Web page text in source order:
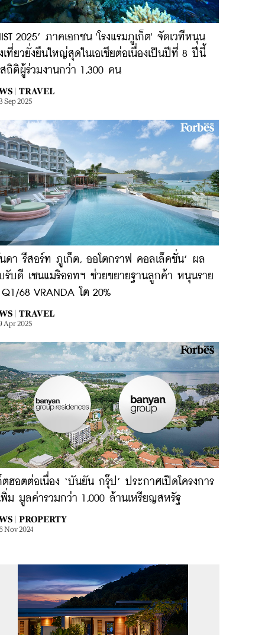
2025’ ภาคเอกชน 'โรงแรมภูเก็ต' จัดเวทีหนุน
เที่ยวยั่งยืนใหญ่สุดในเอเชียต่อเนื่องเป็นปีที่ 8 ปีนี้
ถิติผู้ร่วมงานกว่า 1,300 คน
| TRAVEL
Sep 2025
นดา รีสอร์ท ภูเก็ต, ออโตกราฟ คอลเล็คชั่น’ ผล
รับดี เชนแมริออทฯ ช่วยขยายฐานลูกค้า หนุนราย
68 VRANDA โต 20%
| TRAVEL
Apr 2025
ตฮอตต่อเนื่อง ‘บันยัน กรุ๊ป’ ประกาศเปิดโครงการ
พิ่ม มูลค่ารวมกว่า 1,000 ล้านเหรียญสหรัฐ
| PROPERTY
Nov 2024